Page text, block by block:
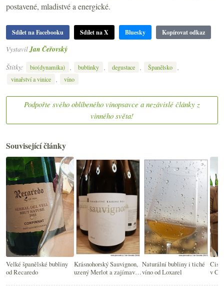
postavené, mladistvé a energické.
Sdílet na Facebooku Sdílet na X Bluesky Kopírovat odkaz
Vystavil Jan Čeřovský
Štítky:
bio(dynamika) , bublinky , degustace , Španělsko ,
vinařství a vinice , víno
Podpořte svého oblíbeného vínopsavce a nezávislé články z
vinného světa!
Související články
Velké španělské bubliny
od Recaredo
Krásnohorský Sauvignon,
uzený Merlot a zajímavá
Naturální bubliny i tiché
víno od Loxarel
v